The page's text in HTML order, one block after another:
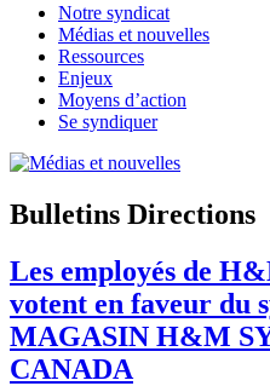
Notre syndicat
Médias et nouvelles
Ressources
Enjeux
Moyens d’action
Se syndiquer
Bulletins Directions
Les employés de
votent en faveur du
MAGASIN H&M
CANADA